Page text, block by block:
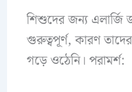
শিশুদের জন্য এলার্জি
গুরুত্বপূর্ণ, কারণ
গড়ে ওঠেনি। পরামর্শ: